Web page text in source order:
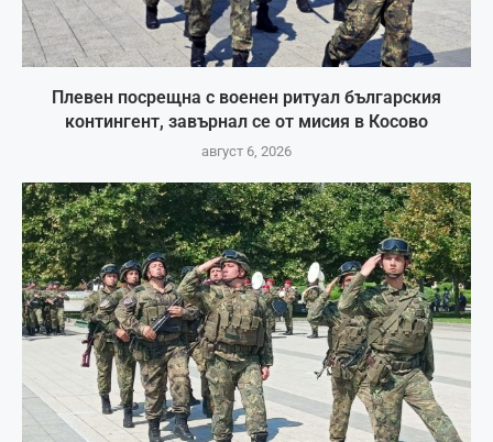
Плевен посрещна с военен ритуал българския
контингент, завърнал се от мисия в Косово
август 6, 2026